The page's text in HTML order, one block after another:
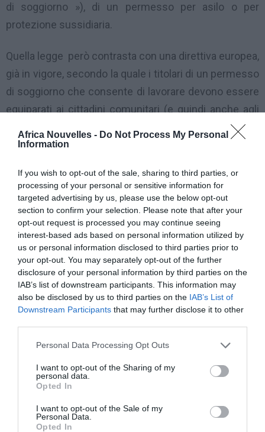
Africa Nouvelles - Do Not Process My Personal
Information
If you wish to opt-out of the sale, sharing to third parties, or
processing of your personal or sensitive information for
targeted advertising by us, please use the below opt-out
section to confirm your selection. Please note that after your
opt-out request is processed you may continue seeing
interest-based ads based on personal information utilized by
us or personal information disclosed to third parties prior to
your opt-out. You may separately opt-out of the further
disclosure of your personal information by third parties on the
IAB’s list of downstream participants. This information may
also be disclosed by us to third parties on the IAB’s List of
Downstream Participants that may further disclose it to other
Personal Data Processing Opt Outs
I want to opt-out of the Sharing of my
personal data.
Opted In
I want to opt-out of the Sale of my
Personal Data.
Opted In
di soggiorno »), di un permesso per asilo o per
protezione sussidiaria.
Quella legge però contrasta con una direttiva europea,
già in vigore, secondo la quale i titolari di un permesso
di soggiorno che consente di lavorare devono essere
equiparati ai cittadini comunitari (e quindi anche agli
italiani) per il godimento delle prestazioni sociali. Il
bonus bebè, quindi, spetterebbe anche a chi per
subordinato, per attesa occupazione o per motivi
familiari.
L’Inps, nella circolare con i dettagli sul bonus, si è
attenuta alla legge italiana (requisito: carta di
soggiorno), però poi ha lasciato aperta una porticina: il
suo sistema online permette anche a chi ha un
permesso diverso dalla carta di soggiorno di
compilare e inviare la domanda. È per questo che
titolari di un permesso valido per lavorare di provarci
comunque.
Anolf e Inas di Milano scrivono: “
Sulla base degli